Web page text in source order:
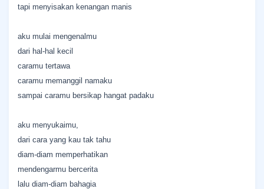
tapi menyisakan kenangan manis
aku mulai mengenalmu
dari hal-hal kecil
caramu tertawa
caramu memanggil namaku
sampai caramu bersikap hangat padaku
aku menyukaimu,
dari cara yang kau tak tahu
diam-diam memperhatikan
mendengarmu bercerita
lalu diam-diam bahagia